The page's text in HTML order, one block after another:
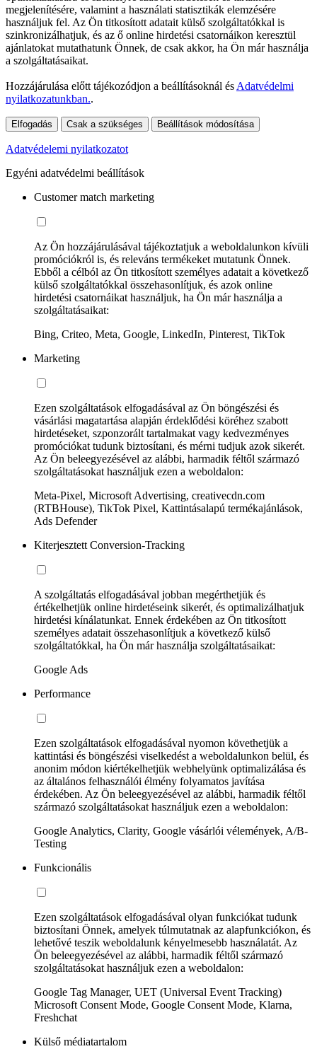
megjelenítésére, valamint a használati statisztikák elemzésére
használjuk fel. Az Ön titkosított adatait külső szolgáltatókkal is
szinkronizálhatjuk, és az ő online hirdetési csatornáikon keresztül
ajánlatokat mutathatunk Önnek, de csak akkor, ha Ön már használja
a szolgáltatásaikat.
Hozzájárulása előtt tájékozódjon a beállításoknál és Adatvédelmi
nyilatkozatunkban..
Elfogadás Csak a szükséges Beállítások módosítása
Adatvédelemi nyilatkozatot
Egyéni adatvédelmi beállítások
Customer match marketing
Az Ön hozzájárulásával tájékoztatjuk a weboldalunkon kívüli
promóciókról is, és releváns termékeket mutatunk Önnek.
Ebből a célból az Ön titkosított személyes adatait a következő
külső szolgáltatókkal összehasonlítjuk, és azok online
hirdetési csatornáikat használjuk, ha Ön már használja a
szolgáltatásaikat:
Bing, Criteo, Meta, Google, LinkedIn, Pinterest, TikTok
Marketing
Ezen szolgáltatások elfogadásával az Ön böngészési és
vásárlási magatartása alapján érdeklődési köréhez szabott
hirdetéseket, szponzorált tartalmakat vagy kedvezményes
promóciókat tudunk biztosítani, és mérni tudjuk azok sikerét.
Az Ön beleegyezésével az alábbi, harmadik féltől származó
szolgáltatásokat használjuk ezen a weboldalon:
Meta-Pixel, Microsoft Advertising, creativecdn.com
(RTBHouse), TikTok Pixel, Kattintásalapú termékajánlások,
Ads Defender
Kiterjesztett Conversion-Tracking
A szolgáltatás elfogadásával jobban megérthetjük és
értékelhetjük online hirdetéseink sikerét, és optimalizálhatjuk
hirdetési kínálatunkat. Ennek érdekében az Ön titkosított
személyes adatait összehasonlítjuk a következő külső
szolgáltatókkal, ha Ön már használja szolgáltatásaikat:
Google Ads
Performance
Ezen szolgáltatások elfogadásával nyomon követhetjük a
kattintási és böngészési viselkedést a weboldalunkon belül, és
anonim módon kiértékelhetjük webhelyünk optimalizálása és
az általános felhasználói élmény folyamatos javítása
érdekében. Az Ön beleegyezésével az alábbi, harmadik féltől
származó szolgáltatásokat használjuk ezen a weboldalon:
Google Analytics, Clarity, Google vásárlói vélemények, A/B-
Testing
Funkcionális
Ezen szolgáltatások elfogadásával olyan funkciókat tudunk
biztosítani Önnek, amelyek túlmutatnak az alapfunkciókon, és
lehetővé teszik weboldalunk kényelmesebb használatát. Az
Ön beleegyezésével az alábbi, harmadik féltől származó
szolgáltatásokat használjuk ezen a weboldalon:
Google Tag Manager, UET (Universal Event Tracking)
Microsoft Consent Mode, Google Consent Mode, Klarna,
Freshchat
Külső médiatartalom